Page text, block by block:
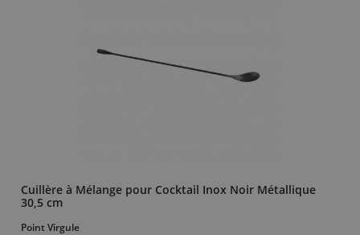
Cuillère à Mélange pour Cocktail Inox Noir Métallique
30,5 cm
Point Virgule